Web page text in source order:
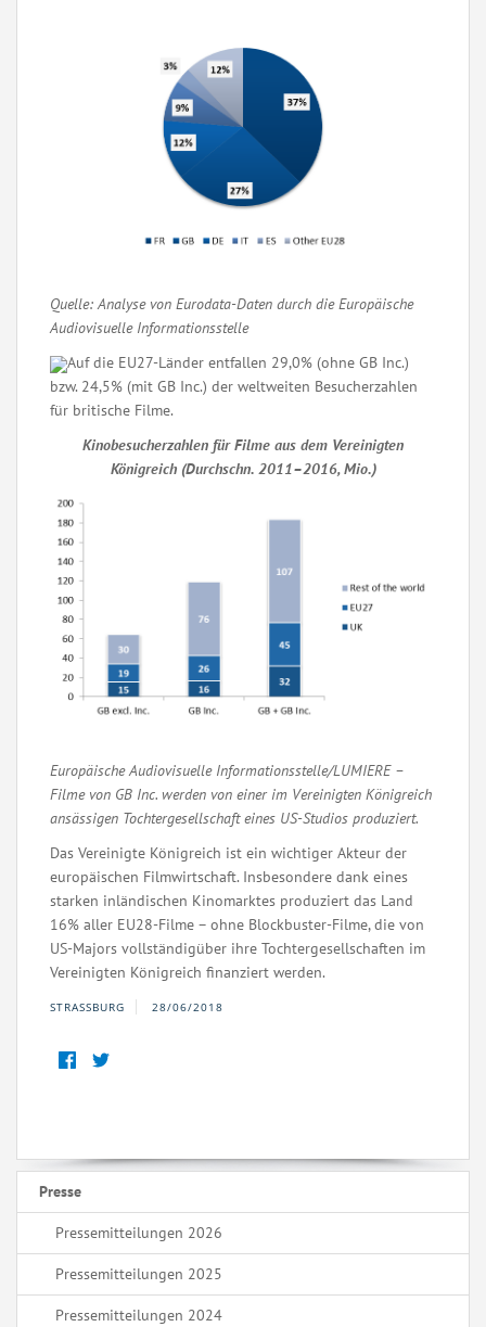
Quelle: Analyse von Eurodata-Daten durch die Europäische
Audiovisuelle Informationsstelle
Auf die EU27-Länder entfallen 29,0% (ohne GB Inc.)
bzw. 24,5% (mit GB Inc.) der weltweiten Besucherzahlen
für britische Filme.
Kinobesucherzahlen für Filme aus dem Vereinigten
Königreich (Durchschn. 2011–2016, Mio.)
Europäische Audiovisuelle Informationsstelle/LUMIERE –
Filme von GB Inc. werden von einer im Vereinigten Königreich
ansässigen Tochtergesellschaft eines US-Studios produziert.
Das Vereinigte Königreich ist ein wichtiger Akteur der
europäischen Filmwirtschaft. Insbesondere dank eines
starken inländischen Kinomarktes produziert das Land
16% aller EU28-Filme – ohne Blockbuster-Filme, die von
US-Majors vollständigüber ihre Tochtergesellschaften im
Vereinigten Königreich finanziert werden.
STRASSBURG 28/06/2018
Presse
Pressemitteilungen 2026
Pressemitteilungen 2025
Pressemitteilungen 2024